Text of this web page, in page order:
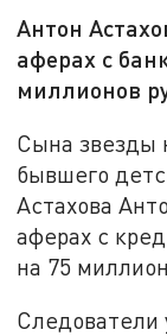
Антон
аферах с
миллионов
Сына звезды
бывшего
Астахова
аферах с
на 75
Следователи